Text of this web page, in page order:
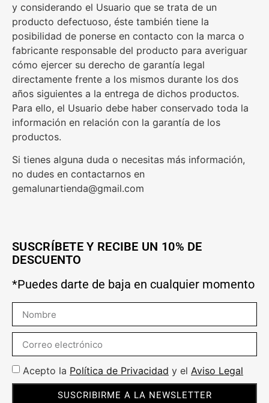
y considerando el Usuario que se trata de un
producto defectuoso, éste también tiene la
posibilidad de ponerse en contacto con la marca o
fabricante responsable del producto para averiguar
cómo ejercer su derecho de garantía legal
directamente frente a los mismos durante los dos
años siguientes a la entrega de dichos productos.
Para ello, el Usuario debe haber conservado toda la
información en relación con la garantía de los
productos.
Si tienes alguna duda o necesitas más información,
no dudes en contactarnos en
gemalunartienda@gmail.com
SUSCRÍBETE Y RECIBE UN 10% DE
DESCUENTO
*Puedes darte de baja en cualquier momento
Acepto la Política de Privacidad y el Aviso Legal
SUSCRIBIRME A LA NEWSLETTER